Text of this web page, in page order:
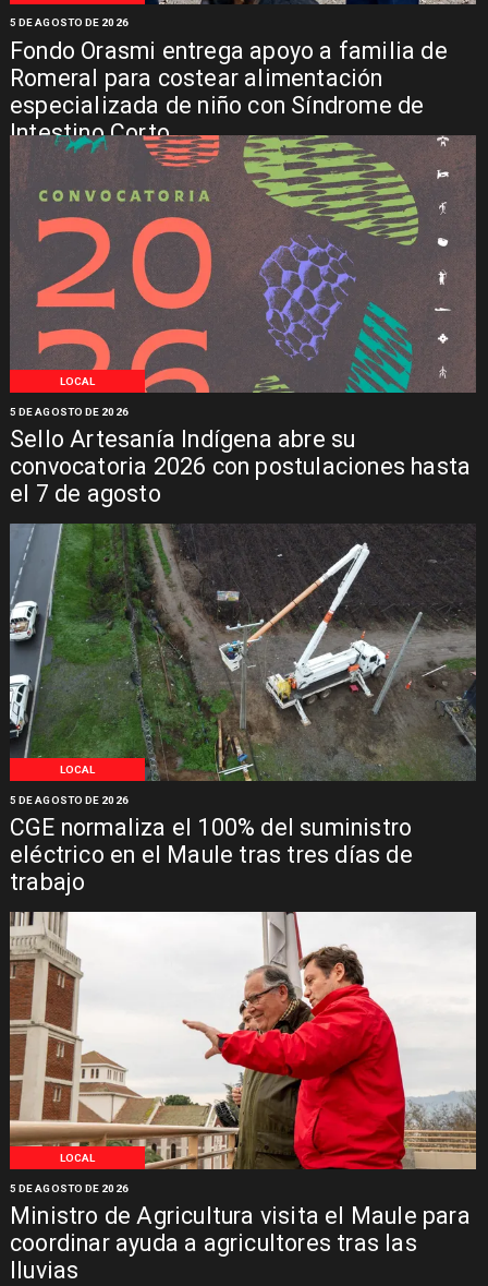
Fondo Orasmi entrega apoyo a familia de
Romeral para costear alimentación
especializada de niño con Síndrome de
Intestino Corto
5 DE AGOSTO DE 2026
LOCAL
Sello Artesanía Indígena abre su
convocatoria 2026 con postulaciones hasta
el 7 de agosto
5 DE AGOSTO DE 2026
LOCAL
CGE normaliza el 100% del suministro
eléctrico en el Maule tras tres días de
trabajo
5 DE AGOSTO DE 2026
LOCAL
Ministro de Agricultura visita el Maule para
coordinar ayuda a agricultores tras las
lluvias
5 DE AGOSTO DE 2026